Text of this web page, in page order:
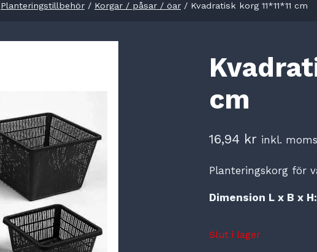
Planteringstillbehör / Korgar / påsar / öar / Kvadratisk korg 11*11*11 cm
cm
16,94 kr inkl. moms
Planteringskorg för
Dimension L x B x H:
Slut i lager